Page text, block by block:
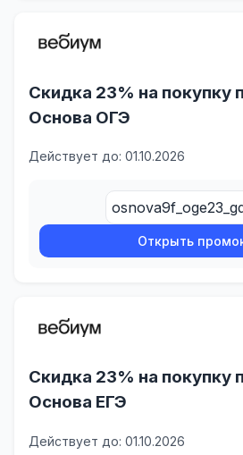
Скидка 23% на покупку
Основа ОГЭ
Действует до: 01.10.2026
Открыть
Скидка 23% на покупку
Основа ЕГЭ
Действует до: 01.10.2026